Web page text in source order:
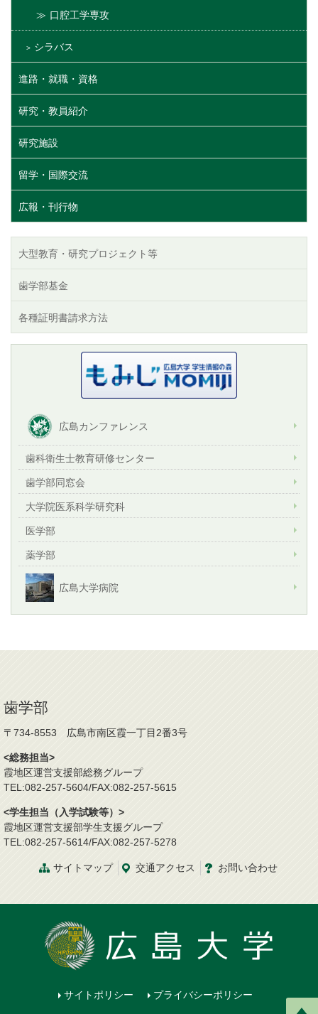
口腔工学専攻
シラバス
進路・就職・資格
研究・教員紹介
研究施設
留学・国際交流
広報・刊行物
大型教育・研究プロジェクト等
歯学部基金
各種証明書請求方法
広島カンファレンス
歯科衛生士教育研修センター
歯学部同窓会
大学院医系科学研究科
医学部
薬学部
広島大学病院
歯学部
〒734-8553 広島市南区霞一丁目2番3号
<総務担当>
霞地区運営支援部総務グループ
TEL:082-257-5604/FAX:082-257-5615
<学生担当（入学試験等）>
霞地区運営支援部学生支援グループ
TEL:082-257-5614/FAX:082-257-5278
サイトマップ 交通アクセス お問い合わせ
サイトポリシー プライバシーポリシー